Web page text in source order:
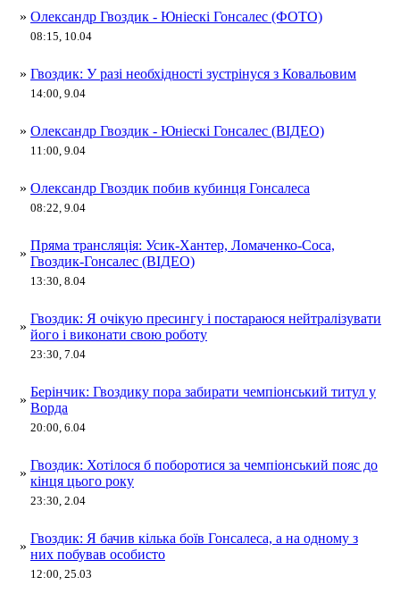
» Олександр Гвоздик - Юніескі Гонсалес (ФОТО)
08:15, 10.04
» Гвоздик: У разі необхідності зустрінуся з Ковальовим
14:00, 9.04
» Олександр Гвоздик - Юніескі Гонсалес (ВІДЕО)
11:00, 9.04
» Олександр Гвоздик побив кубинця Гонсалеса
08:22, 9.04
»
Пряма трансляція: Усик-Хантер, Ломаченко-Соса,
Гвоздик-Гонсалес (ВІДЕО)
13:30, 8.04
»
Гвоздик: Я очікую пресингу і постараюся нейтралізувати
його і виконати свою роботу
23:30, 7.04
»
Берінчик: Гвоздику пора забирати чемпіонський титул у
Ворда
20:00, 6.04
»
Гвоздик: Хотілося б поборотися за чемпіонський пояс до
кінця цього року
23:30, 2.04
»
Гвоздик: Я бачив кілька боїв Гонсалеса, а на одному з
них побував особисто
12:00, 25.03